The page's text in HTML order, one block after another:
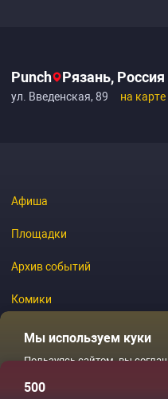
Punch Рязань, Россия
ул. Введенская, 89 на карте
Афиша
Площадки
Архив событий
Комики
Журнал
Мы используем куки
Пользуясь сайтом, вы
500